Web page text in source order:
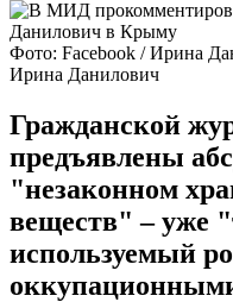
Фото: Facebook / Ирина
Ирина Данилович
Гражданской
предъявлены
"незаконном
веществ" – уже
используемый